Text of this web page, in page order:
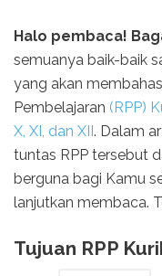
Halo pembaca!
semuanya baik-baik
yang akan
Pembelajaran (RPP)
X, XI, dan XII . Dalam
tuntas RPP tersebut
berguna bagi Kamu
lanjutkan membaca.
Tujuan RPP